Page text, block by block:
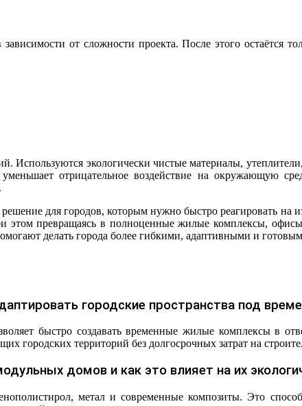
от сложности проекта. После этого остаётся
Используются экологически чистые материалы,
уменьшает отрицательное воздействие на окружающую
для городов, которым нужно быстро реагировать на
этом превращаясь в полноценные жилые комплексы,
делать города более гибкими, адаптивными и
городские пространства под
быстро создавать временные жилые комплексы в
городских территорий без долгосрочных затрат на
домов и как это влияет на их
метал и современные композиты. Это